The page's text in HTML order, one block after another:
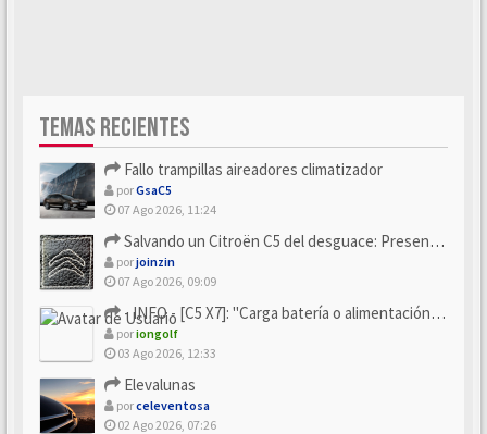
TEMAS RECIENTES
Fallo trampillas aireadores climatizador
porGsaC5
07 Ago 2026, 11:24
Salvando un Citroën C5 del desguace: Presentación y seguimiento
porjoinzin
07 Ago 2026, 09:09
- INFO - [C5 X7]: "Carga batería o alimentación eléctri...
poriongolf
03 Ago 2026, 12:33
Elevalunas
porceleventosa
02 Ago 2026, 07:26